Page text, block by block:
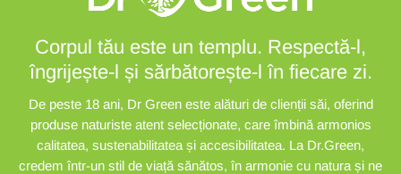
Corpul tău este un templu. Respectă-l,
îngrijește-l și sărbătorește-l în fiecare zi.
De peste 18 ani, Dr Green este alături de clienții săi, oferind
produse naturiste atent selecționate, care îmbină armonios
calitatea, sustenabilitatea și accesibilitatea. La Dr.Green,
credem într-un stil de viață sănătos, în armonie cu natura și ne